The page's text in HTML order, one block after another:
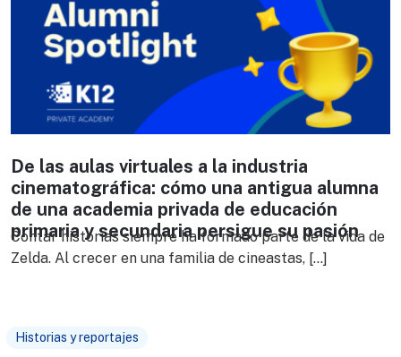
De las aulas virtuales a la industria
cinematográfica: cómo una antigua alumna
de una academia privada de educación
primaria y secundaria persigue su pasión
Contar historias siempre ha formado parte de la vida de
Zelda. Al crecer en una familia de cineastas, […]
Historias y reportajes